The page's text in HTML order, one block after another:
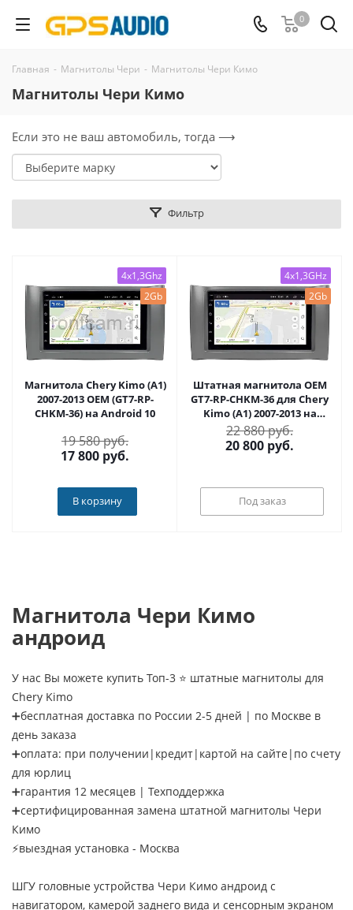
0
Главная - Магнитолы Чери - Магнитолы Чери Кимо
Магнитолы Чери Кимо
Если это не ваш автомобиль, тогда ⟶
Фильтр
4x1,3Ghz
2Gb
Магнитола Chery Kimo (A1)
2007-2013 OEM (GT7-RP-
CHKM-36) на Android 10
19 580 руб.
17 800 руб.
В корзину
4x1,3GHz
2Gb
Штатная магнитола OEM
GT7-RP-CHKM-36 для Chery
Kimo (A1) 2007-2013 на
Android 10
22 880 руб.
20 800 руб.
Под заказ
Магнитола Чери Кимо
андроид
У нас Вы можете купить Топ-3 ⭐ штатные магнитолы для
Chery Kimo
➕бесплатная доставка по России 2-5 дней | по Москве в
день заказа
➕оплата: при получении|кредит|картой на сайте|по счету
для юрлиц
➕гарантия 12 месяцев | Техподдержка
➕сертифицированная замена штатной магнитолы Чери
Кимо
⚡выездная установка - Москва
ШГУ головные устройства Чери Кимо андроид с
навигатором, камерой заднего вида и сенсорным экраном